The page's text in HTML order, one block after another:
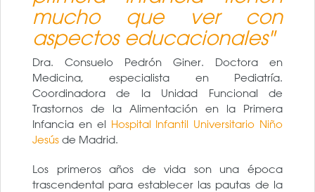
mucho que ver con
aspectos educacionales"
Dra. Consuelo Pedrón Giner. Doctora en
Medicina, especialista en Pediatría.
Coordinadora de la Unidad Funcional de
Trastornos de la Alimentación en la Primera
Infancia en el Hospital Infantil Universitario Niño
Jesús de Madrid.
Los primeros años de vida son una época
trascendental para establecer las pautas de la